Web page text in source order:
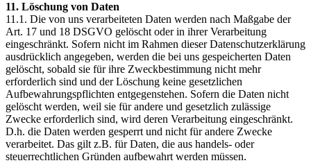
11. Löschung von Daten
11.1. Die von uns verarbeiteten Daten werden nach Maßgabe der
Art. 17 und 18 DSGVO gelöscht oder in ihrer Verarbeitung
eingeschränkt. Sofern nicht im Rahmen dieser Datenschutzerklärung
ausdrücklich angegeben, werden die bei uns gespeicherten Daten
gelöscht, sobald sie für ihre Zweckbestimmung nicht mehr
erforderlich sind und der Löschung keine gesetzlichen
Aufbewahrungspflichten entgegenstehen. Sofern die Daten nicht
gelöscht werden, weil sie für andere und gesetzlich zulässige
Zwecke erforderlich sind, wird deren Verarbeitung eingeschränkt.
D.h. die Daten werden gesperrt und nicht für andere Zwecke
verarbeitet. Das gilt z.B. für Daten, die aus handels- oder
steuerrechtlichen Gründen aufbewahrt werden müssen.